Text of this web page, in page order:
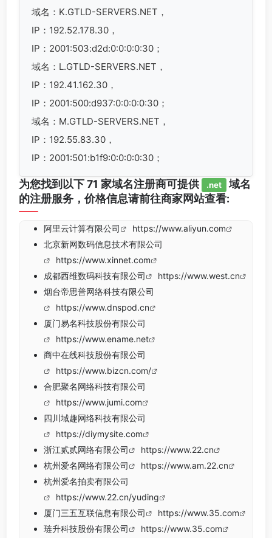
域名：K.GTLD-SERVERS.NET，
IP：192.52.178.30，
IP：2001:503:d2d:0:0:0:0:30；
域名：L.GTLD-SERVERS.NET，
IP：192.41.162.30，
IP：2001:500:d937:0:0:0:0:30；
域名：M.GTLD-SERVERS.NET，
IP：192.55.83.30，
IP：2001:501:b1f9:0:0:0:0:30；
为您找到以下 71 家域名注册商可提供 .net
域名
的注册服务，价格信息请前往商家网站查看:
阿里云计算有限公司
https://www.aliyun.com
北京新网数码信息技术有限公司
https://www.xinnet.com
成都西维数码科技有限公司
https://www.west.cn
烟台帝思普网络科技有限公司
https://www.dnspod.cn
厦门易名科技股份有限公司
https://www.ename.net
商中在线科技股份有限公司
https://www.bizcn.com/
合肥聚名网络科技有限公司
https://www.jumi.com
四川域趣网络科技有限公司
https://diymysite.com
浙江贰贰网络有限公司
https://www.22.cn
杭州爱名网络有限公司
https://www.am.22.cn
杭州爱名拍卖有限公司
https://www.22.cn/yuding
厦门三五互联信息有限公司
https://www.35.com
琏升科技股份有限公司
https://www.35.com